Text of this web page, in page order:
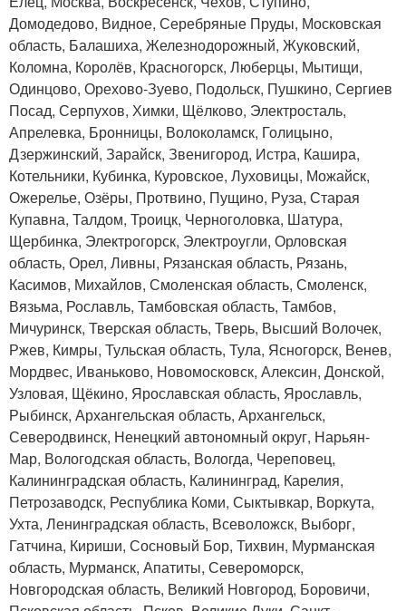
Домодедово, Видное, Серебряные Пруды, Московская
область, Балашиха, Железнодорожный, Жуковский,
Коломна, Королёв, Красногорск, Люберцы, Мытищи,
Одинцово, Орехово-Зуево, Подольск, Пушкино, Сергиев
Посад, Серпухов, Химки, Щёлково, Электросталь,
Апрелевка, Бронницы, Волоколамск, Голицыно,
Дзержинский, Зарайск, Звенигород, Истра, Кашира,
Котельники, Кубинка, Куровское, Луховицы, Можайск,
Ожерелье, Озёры, Протвино, Пущино, Руза, Старая
Купавна, Талдом, Троицк, Черноголовка, Шатура,
Щербинка, Электрогорск, Электроугли, Орловская
область, Орел, Ливны, Рязанская область, Рязань,
Касимов, Михайлов, Смоленская область, Смоленск,
Вязьма, Рославль, Тамбовская область, Тамбов,
Мичуринск, Тверская область, Тверь, Высший Волочек,
Ржев, Кимры, Тульская область, Тула, Ясногорск, Венев,
Мордвес, Иваньково, Новомосковск, Алексин, Донской,
Узловая, Щёкино, Ярославская область, Ярославль,
Рыбинск, Архангельская область, Архангельск,
Северодвинск, Ненецкий автономный округ, Нарьян-
Мар, Вологодская область, Вологда, Череповец,
Калининградская область, Калининград, Карелия,
Петрозаводск, Республика Коми, Сыктывкар, Воркута,
Ухта, Ленинградская область, Всеволожск, Выборг,
Гатчина, Кириши, Сосновый Бор, Тихвин, Мурманская
область, Мурманск, Апатиты, Североморск,
Новгородская область, Великий Новгород, Боровичи,